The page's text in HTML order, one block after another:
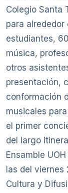
Colegio Santa
para alrededor
estudiantes,
música,
otros
presentación,
conformación
musicales para
el primer
del largo
Ensamble
las del
Cultura y